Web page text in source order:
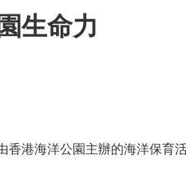
生命力
香港海洋公園主辦的海洋保育